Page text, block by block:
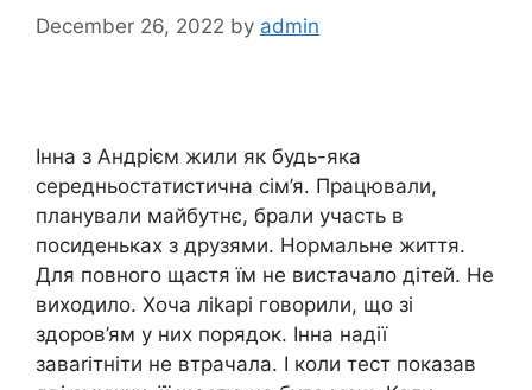
December 26, 2022 by admin
Інна з Андрієм жили як будь-яка
середньостатистична сім’я. Працювали,
планували майбутнє, брали участь в
посиденьках з друзями. Нормальне життя.
Для повного щастя їм не вистачало дітей. Не
виходило. Хоча ліkарі говорили, що зі
здоров’ям у них порядок. Інна надії
заваrітніти не втрачала. І коли тест показав